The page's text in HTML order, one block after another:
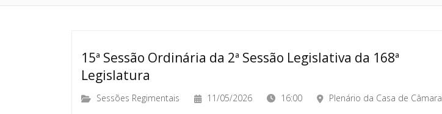
15ª Sessão Ordinária da 2ª Sessão Legislativa da 168ª
Legislatura
Sessões Regimentais 11/05/2026 16:00 Plenário da Casa de Câmara